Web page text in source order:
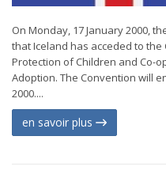
On Monday, 17 January 2000,
that Iceland has acceded to the
Protection of Children and Co-
Adoption. The Convention will
2000....
en savoir plus